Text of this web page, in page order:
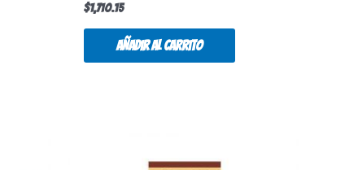
$1,710.15
Añadir al carrito